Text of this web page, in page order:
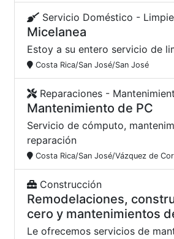
Micelanea
Servicio Doméstico -
Estoy a su entero servicio de
Costa Rica/San José/San José
Mantenimiento de PC
Reparaciones -
Servicio de cómputo,
reparación
Costa Rica/San José/Vázquez de
Remodelaciones,
cero y mantenimientos
Construcción
Le ofrecemos servicios de